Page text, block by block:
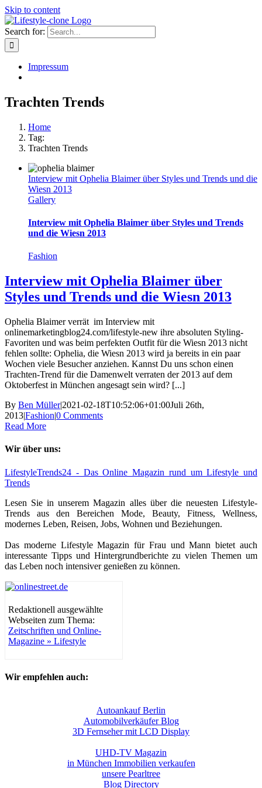
Skip to content
Search for:
Impressum
Trachten Trends
Home
Tag:
Trachten Trends
Interview mit Ophelia Blaimer über Styles und Trends und die
Wiesn 2013
Gallery
Interview mit Ophelia Blaimer über Styles und Trends
und die Wiesn 2013
Fashion
Interview mit Ophelia Blaimer über
Styles und Trends und die Wiesn 2013
Ophelia Blaimer verrät im Interview mit
onlinemarketingblog24.com/lifestyle-new ihre absoluten Styling-
Favoriten und was beim perfekten Outfit für die Wiesn 2013 nicht
fehlen sollte: Ophelia, die Wiesn 2013 wird ja bereits in ein paar
Wochen viele Besucher anziehen. Kannst Du uns schon einen
Trachten-Trend für die Damenwelt verraten der 2013 auf dem
Oktoberfest in München angesagt sein wird? [...]
By Ben Müller|2021-02-18T10:52:06+01:00Juli 26th,
2013|Fashion|0 Comments
Read More
Wir über uns:
LifestyleTrends24 - Das Online Magazin rund um Lifestyle und
Trends
Lesen Sie in unserem Magazin alles über die neuesten Lifestyle-
Trends aus den Bereichen Mode, Beauty, Fitness, Wellness,
modernes Leben, Reisen, Jobs, Wohnen und Beziehungen.
Das moderne Lifestyle Magazin für Frau und Mann bietet auch
interessante Tipps und Hintergrundberichte zu vielen Themen um
das Leben noch intensiver genießen zu können.
Redaktionell ausgewählte
Webseiten zum Thema:
Zeitschriften und Online-
Magazine » Lifestyle
Wir empfehlen auch:
Autoankauf Berlin
Automobilverkäufer Blog
3D Fernseher mit LCD Display
UHD-TV Magazin
in München Immobilien verkaufen
unsere Pearltree
Blog Directory